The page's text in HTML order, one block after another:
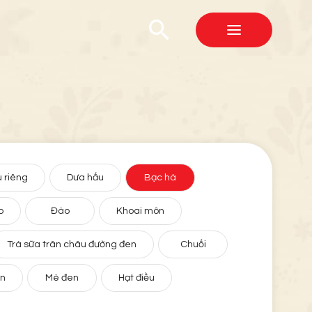
riêng Dưa hấu Bạc hà
Đào Khoai môn
Trà sữa trân châu đường đen Chuối
Mè đen Hạt điều